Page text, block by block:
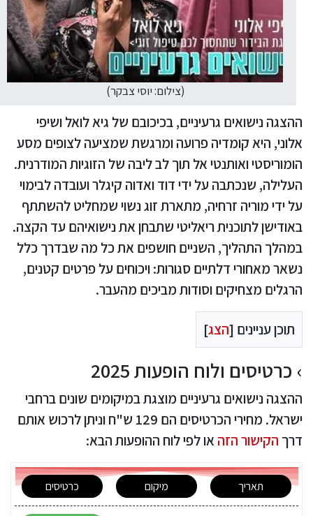
(צילום: יוסי צבקר)
ההצגה נישואים גרעיניים, בכיכובם של גיא לואל ושיפי
אלוני, היא קומדיה פרועה ומרגשת שמציעה לצופים מסע
הומוריסטי ואותנטי אל תוך לב ליבה של הזוגיות המודרנית.
העלילה, שנכתבה על ידי דוד ואדוה קיגלר ועובדה לבימוי
על ידי מוריה זרחיה, מתארת זוג נשוי שמחליט להשתתף
באודישן לתוכנית ריאליטי שתבחן את נישואיהם עד הקצה.
במהלך התהליך, השניים חושפים את כל מה שבדרך כלל
נשאר מאחורי דלתיים סגורות: ויכוחים על פרטים קטנים,
הרגלים מצחיקים וסודות מביכים מהעבר.
תוכן עניינים [הצג]
כרטיסים ולוח הופעות 2025
ההצגה נישואים גרעיניים מוצגת במיקומים שונים ברחבי
ישראל. מחירי הכרטיסים הם 129 ש"ח וניתן לרכוש אותם
דרך הקישור הזה או לפי לוח ההופעות הבא:
תאריך מיקום כרטיסים